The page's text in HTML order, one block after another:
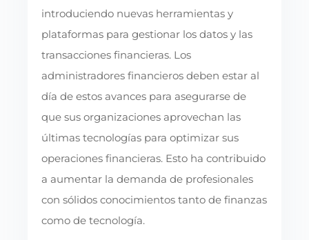
introduciendo nuevas herramientas y
plataformas para gestionar los datos y las
transacciones financieras. Los
administradores financieros deben estar al
día de estos avances para asegurarse de
que sus organizaciones aprovechan las
últimas tecnologías para optimizar sus
operaciones financieras. Esto ha contribuido
a aumentar la demanda de profesionales
con sólidos conocimientos tanto de finanzas
como de tecnología.